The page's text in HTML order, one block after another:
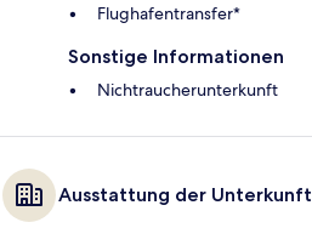
Flughafentransfer*
Sonstige Informationen
Nichtraucherunterkunft
Ausstattung der Unterkunft